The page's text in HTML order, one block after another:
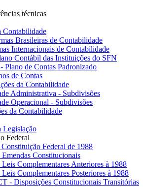
técnicas
Contabilidade
Brasileiras de Contabilidade
Internacionais de Contabilidade
Contábil das Instituições do SFN
Plano de Contas Padronizado
de Contas
da Contabilidade
Administrativa - Subdivisões
Operacional - Subdivisões
da Contabilidade
Legislação
Federal
Federal de 1988
Constitucionais
Complementares Anteriores à 1988
Complementares Posteriores à 1988
- Disposições Constitucionais Transitórias